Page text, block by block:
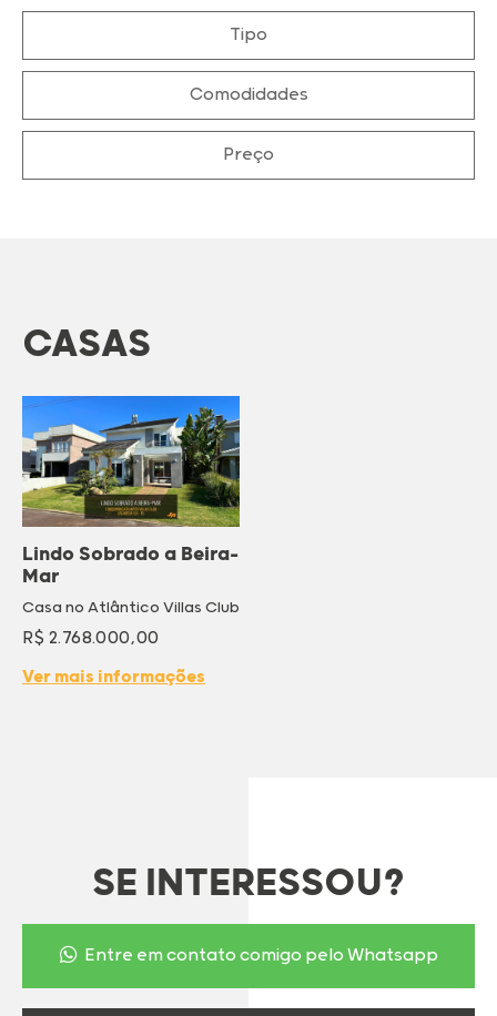
Tipo
Comodidades
Preço
CASAS
Lindo Sobrado a Beira-
Mar
Casa no Atlântico Villas Club
R$ 2.768.000,00
Ver mais informações
SE INTERESSOU?
Entre em contato comigo pelo Whatsapp